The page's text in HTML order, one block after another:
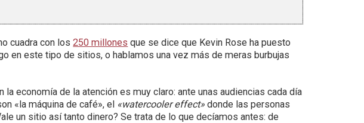
cuadra con los250 millones que se dice que Kevin Rose ha puesto
en este tipo de sitios, o hablamos una vez más de meras burbujas
economía de la atención es muy claro: ante unas audiencias cada día
«la máquina de café», el «watercooler effect» donde las personas
un sitio así tanto dinero? Se trata de lo que decíamos antes: de